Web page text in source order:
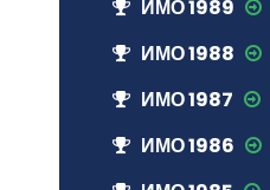
ИМО 1989
ИМО 1988
ИМО 1987
ИМО 1986